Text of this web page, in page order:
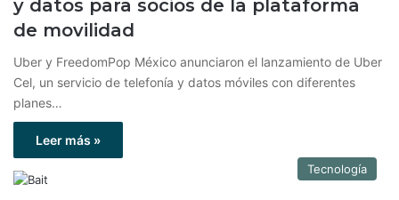
y datos para socios de la plataforma
de movilidad
Uber y FreedomPop México anunciaron el lanzamiento de Uber
Cel, un servicio de telefonía y datos móviles con diferentes
planes…
Leer más »
Tecnología